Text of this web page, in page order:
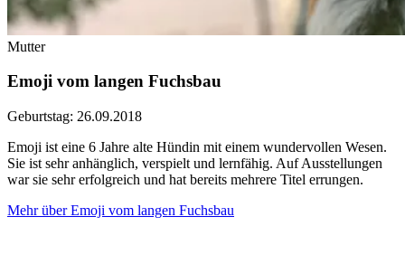
Mutter
Emoji vom langen Fuchsbau
Geburtstag: 26.09.2018
Emoji ist eine 6 Jahre alte Hündin mit einem wundervollen Wesen.
Sie ist sehr anhänglich, verspielt und lernfähig. Auf Ausstellungen
war sie sehr erfolgreich und hat bereits mehrere Titel errungen.
Mehr über Emoji vom langen Fuchsbau